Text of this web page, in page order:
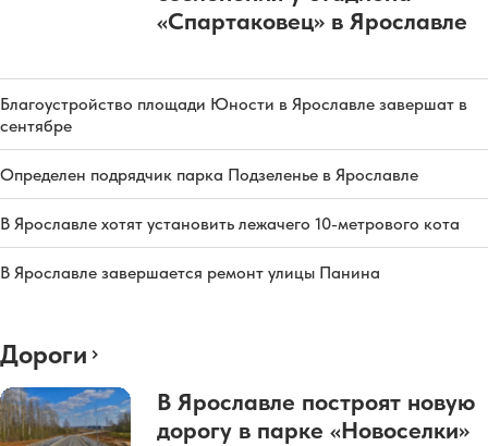
«Спартаковец» в Ярославле
Благоустройство площади Юности в Ярославле завершат в
сентябре
Определен подрядчик парка Подзеленье в Ярославле
В Ярославле хотят установить лежачего 10-метрового кота
В Ярославле завершается ремонт улицы Панина
Дороги
В Ярославле построят новую
дорогу в парке «Новоселки»